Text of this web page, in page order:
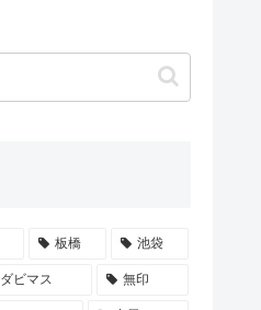
板橋 池袋
ダビマス 無印